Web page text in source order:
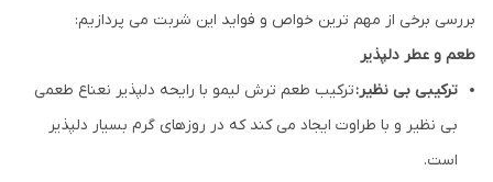
بررسی برخی از مهم ترین خواص و فواید این شربت می پردازیم:
طعم و عطر دلپذیر
ترکیبی بی نظیر:ترکیب طعم ترش لیمو با رایحه دلپذیر نعناع طعمی
بی نظیر و با طراوت ایجاد می کند که در روزهای گرم بسیار دلپذیر
است.